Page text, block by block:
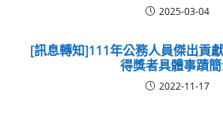
2025-03-04
[訊息轉知]111年公務人員傑出貢
得獎者具體事蹟
2022-11-17